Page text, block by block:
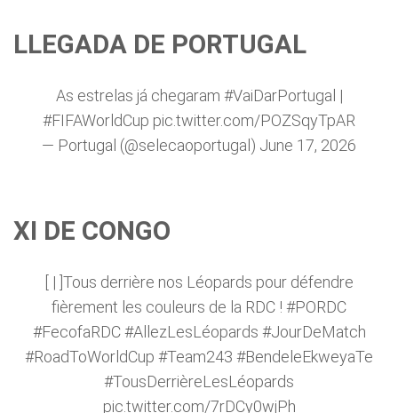
LLEGADA DE PORTUGAL
As estrelas já chegaram #VaiDarPortugal |
#FIFAWorldCup pic.twitter.com/POZSqyTpAR
— Portugal (@selecaoportugal) June 17, 2026
XI DE CONGO
[ | ]Tous derrière nos Léopards pour défendre
fièrement les couleurs de la RDC ! #PORDC
#FecofaRDC #AllezLesLéopards #JourDeMatch
#RoadToWorldCup #Team243 #BendeleEkweyaTe
#TousDerrièreLesLéopards
pic.twitter.com/7rDCy0wjPh